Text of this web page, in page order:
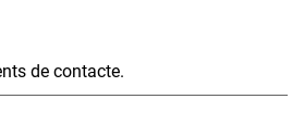
de contacte.